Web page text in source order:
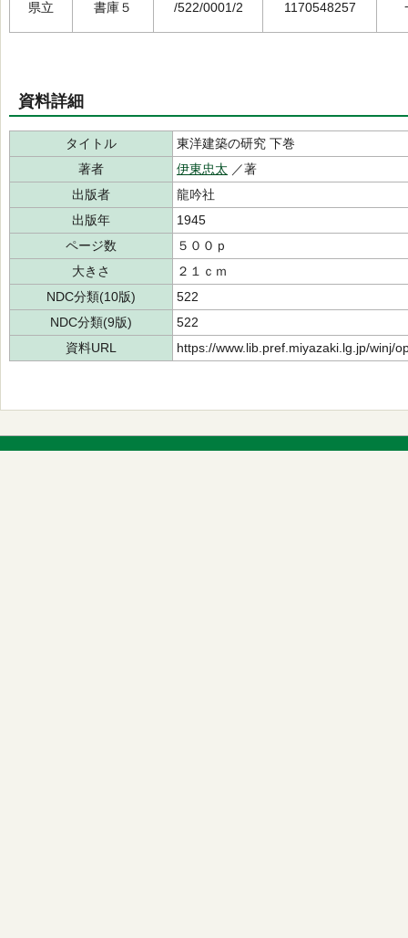
県立 書庫５ /522/0001/2 1170548257
資料詳細
タイトル
東洋建築の研究 下巻
著者
伊東忠太 ／著
出版者
龍吟社
出版年
1945
ページ数
５００ｐ
大きさ
２１ｃｍ
NDC分類(10版)
522
NDC分類(9版)
522
資料URL
https://www.lib.pref.miyazaki.lg.jp/winj/